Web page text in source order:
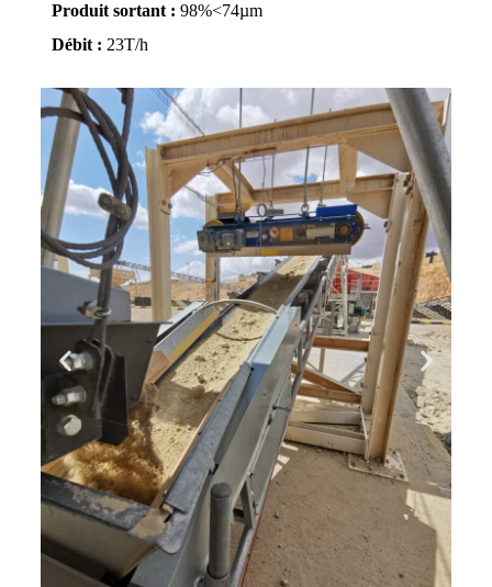
Produit sortant : 98%<74µm
Débit : 23T/h